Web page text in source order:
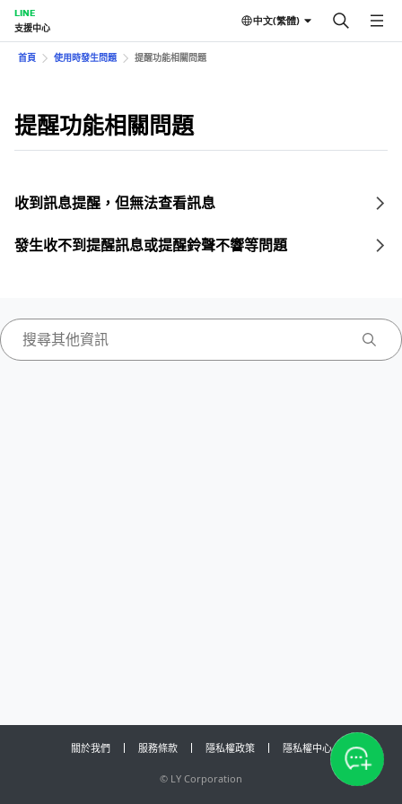
LINE
支援中心
中文(繁體)
首頁 使用時發生問題 提醒功能相關問題
提醒功能相關問題
收到訊息提醒，但無法查看訊息
發生收不到提醒訊息或提醒鈴聲不響等問題
關於我們 服務條款 隱私權政策 隱私權中心
© LY Corporation